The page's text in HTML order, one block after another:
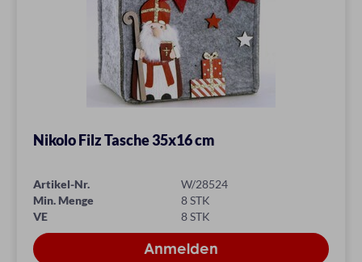
Nikolo Filz Tasche 35x16 cm
Artikel-Nr.
W/28524
Min. Menge
8 STK
VE
8 STK